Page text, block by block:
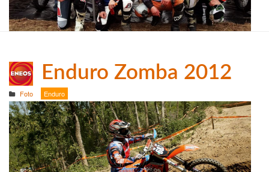
Enduro Zomba 2012
Foto Enduro